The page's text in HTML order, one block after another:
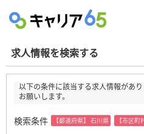
求人情報を検索する
以下の条件に該当する求人情報があ
お願いします。
検索条件 【都道府県】 石川県 【市区町